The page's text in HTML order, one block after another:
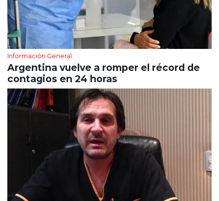
Información General
Argentina vuelve a romper el récord de
contagios en 24 horas